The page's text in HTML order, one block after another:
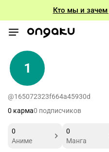
Кто мы и
1
@165072323f664a45930d
0 карма0 подписчиков
0
Аниме
0
Манга